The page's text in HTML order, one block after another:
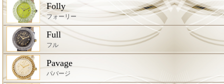
Folly
フォーリー
Full
フル
Pavage
パバージ